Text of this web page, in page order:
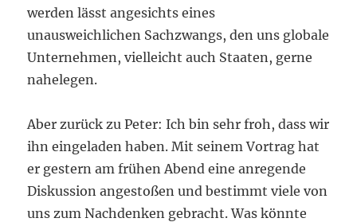
werden lässt angesichts eines
unausweichlichen Sachzwangs, den uns globale
Unternehmen, vielleicht auch Staaten, gerne
nahelegen.
Aber zurück zu Peter: Ich bin sehr froh, dass wir
ihn eingeladen haben. Mit seinem Vortrag hat
er gestern am frühen Abend eine anregende
Diskussion angestoßen und bestimmt viele von
uns zum Nachdenken gebracht. Was könnte